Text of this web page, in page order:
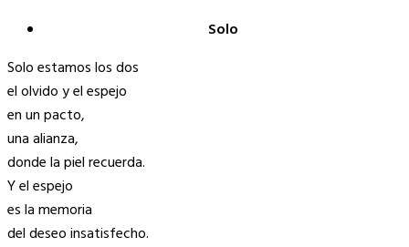
Solo
Solo estamos los dos
el olvido y el espejo
en un pacto,
una alianza,
donde la piel recuerda.
Y el espejo
es la memoria
del deseo insatisfecho.